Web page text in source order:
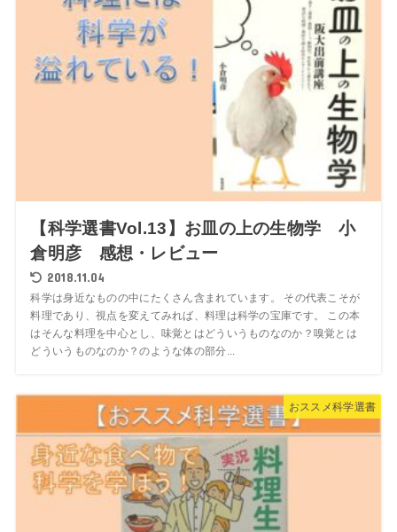
【科学選書Vol.13】お皿の上の生物学 小
倉明彦 感想・レビュー
2018.11.04
科学は身近なものの中にたくさん含まれています。 その代表こそが
料理であり、視点を変えてみれば、料理は科学の宝庫です。 この本
はそんな料理を中心とし、味覚とはどういうものなのか？嗅覚とは
どういうものなのか？のような体の部分...
おススメ科学選書